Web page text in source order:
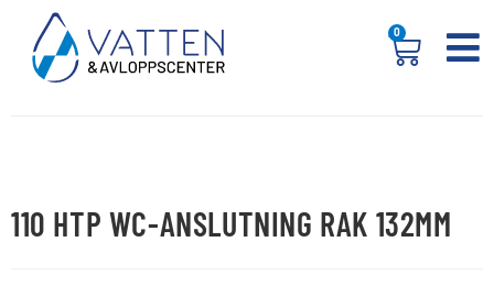
0
110 HTP WC-ANSLUTNING RAK 132MM